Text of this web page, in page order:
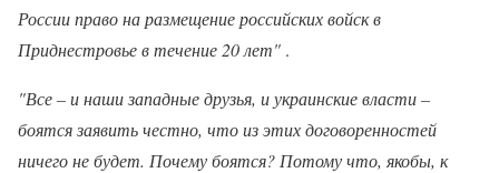
России право на размещение российских войск в
Приднестровье в течение 20 лет" .
"Все – и наши западные друзья, и украинские власти –
боятся заявить честно, что из этих договоренностей
ничего не будет. Почему боятся? Потому что, якобы, к